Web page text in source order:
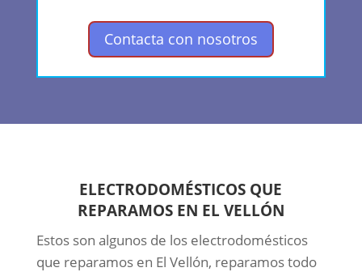
Contacta con nosotros
ELECTRODOMÉSTICOS QUE
REPARAMOS EN EL VELLÓN
Estos son algunos de los electrodomésticos
que reparamos en El Vellón, reparamos todo